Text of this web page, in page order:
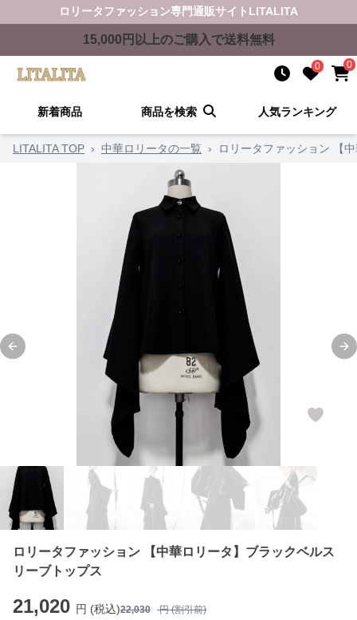
ロリータファッション専門通販サイト LITALITA
15,000 円以上のご購入で送料無料
0 0
新着商品 商品を検索 人気ランキング
LITALITA TOP › 中華ロリータの一覧 › ロリータファッション 【
Previous slide
ロリータファッション 【中華ロリータ】ブラックベルス
リーブトップス
21,020 円 (税込)22,030 円 (割引前)